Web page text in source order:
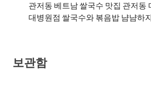
관저동 베트남 쌀국수 맛집 관저동
대병원점 쌀국수와 볶음밥 냠냠하
보관함